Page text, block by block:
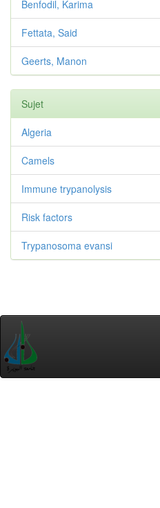
Benfodil, Karima
Fettata, Said
Geerts, Manon
Sujet
Algeria
Camels
Immune trypanolysis
Risk factors
Trypanosoma evansi